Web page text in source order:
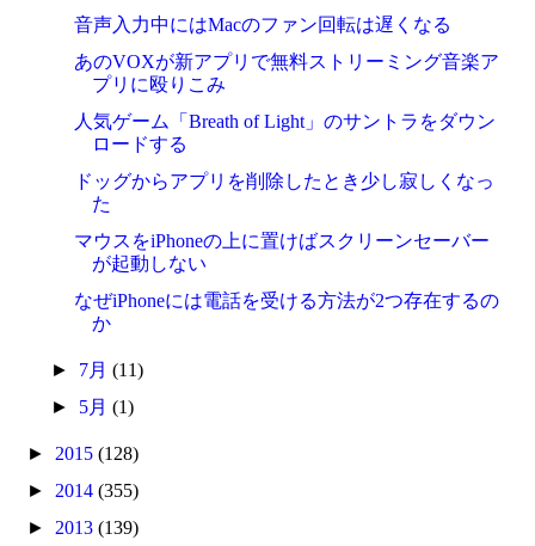
音声入力中にはMacのファン回転は遅くなる
あのVOXが新アプリで無料ストリーミング音楽ア
プリに殴りこみ
人気ゲーム「Breath of Light」のサントラをダウン
ロードする
ドッグからアプリを削除したとき少し寂しくなっ
た
マウスをiPhoneの上に置けばスクリーンセーバー
が起動しない
なぜiPhoneには電話を受ける方法が2つ存在するの
か
► 7月 (11)
► 5月 (1)
► 2015(128)
► 2014(355)
► 2013(139)